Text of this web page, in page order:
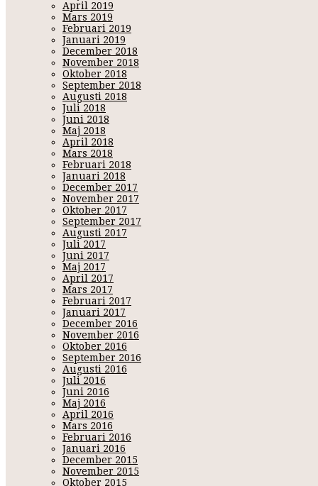
April 2019
Mars 2019
Februari 2019
Januari 2019
December 2018
November 2018
Oktober 2018
September 2018
Augusti 2018
Juli 2018
Juni 2018
Maj 2018
April 2018
Mars 2018
Februari 2018
Januari 2018
December 2017
November 2017
Oktober 2017
September 2017
Augusti 2017
Juli 2017
Juni 2017
Maj 2017
April 2017
Mars 2017
Februari 2017
Januari 2017
December 2016
November 2016
Oktober 2016
September 2016
Augusti 2016
Juli 2016
Juni 2016
Maj 2016
April 2016
Mars 2016
Februari 2016
Januari 2016
December 2015
November 2015
Oktober 2015